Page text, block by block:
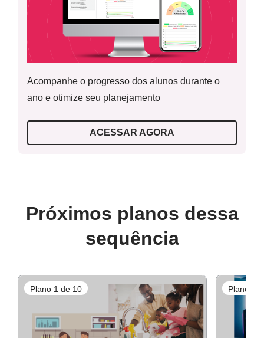
Acompanhe o progresso dos alunos durante o
ano e otimize seu planejamento
ACESSAR AGORA
Próximos planos dessa
sequência
Plano 1 de 10 Plano 2